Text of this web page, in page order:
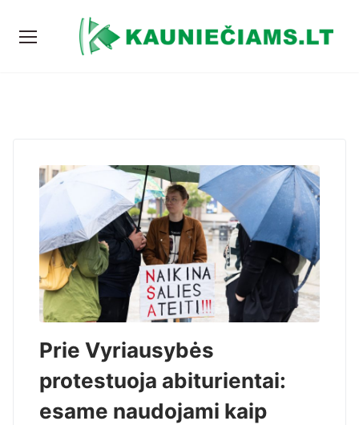
Prie Vyriausybės
protestuoja abiturientai:
esame naudojami kaip